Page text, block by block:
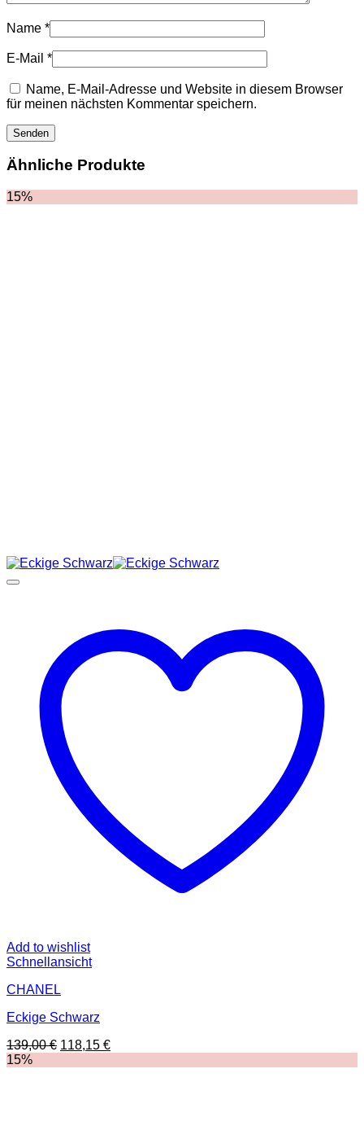
SCHULTERGURTE
TASCHEN
MONCLER
HOODIES UND
SWEATSHIRTS
JACKEN
KOPFBEDCKUNGEN
SCHALS
Name *
E-Mail *
Name, E-Mail-Adresse und Website in diesem Browser
für meinen nächsten Kommentar speichern.
Ähnliche Produkte
15%
Add to wishlist
Schnellansicht
CHANEL
Eckige Schwarz
139,00€ Ursprünglicher
118,15 €Aktueller
15%